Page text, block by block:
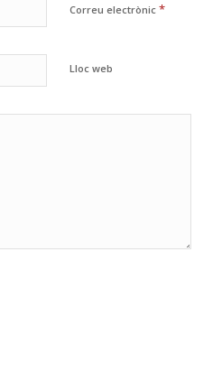
Correu electrònic *
Lloc web